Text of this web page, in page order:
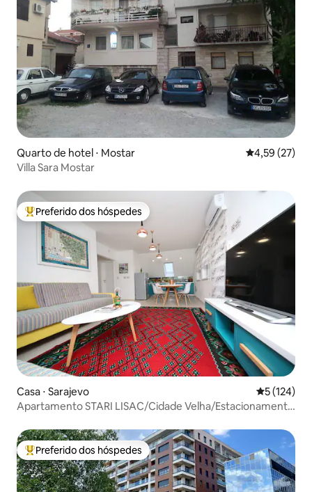
Quarto de hotel ⋅ Mostar 4,59 de uma
4,59 (27)
Villa Sara Mostar
Entre os melhores preferidos dos hóspedes
Preferido dos hóspedes
Casa ⋅ Sarajevo 5 de uma
5 (124)
Apartamento STARI LISAC/Cidade Velha/Estacionamento
Entre os melhores preferidos dos hóspedes
Preferido dos hóspedes